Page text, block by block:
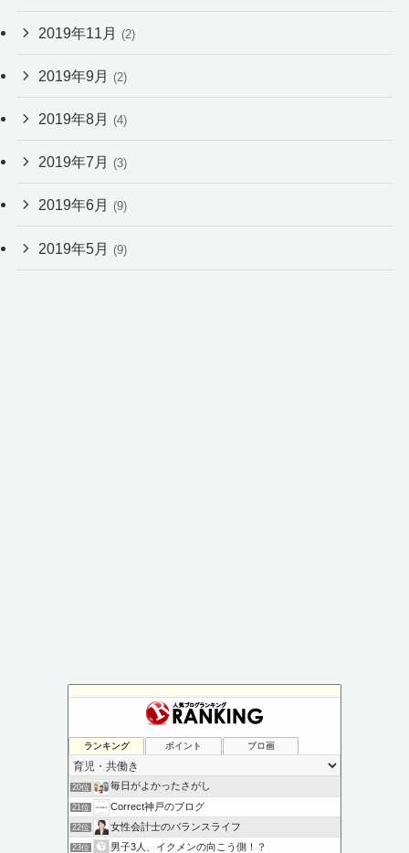
2019年11月 (2)
2019年9月 (2)
2019年8月 (4)
2019年7月 (3)
2019年6月 (9)
2019年5月 (9)
ランキング ポイント ブロ画
20位 毎日がよかったさがし
21位 Correct神戸のブログ
22位 女性会計士のバランスライフ
23位 男子3人、イクメンの向こう側！？